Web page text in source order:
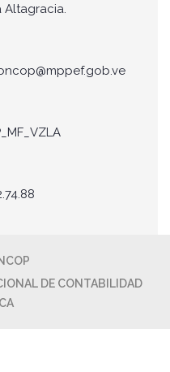
Altagracia.
DE CONTABILIDAD